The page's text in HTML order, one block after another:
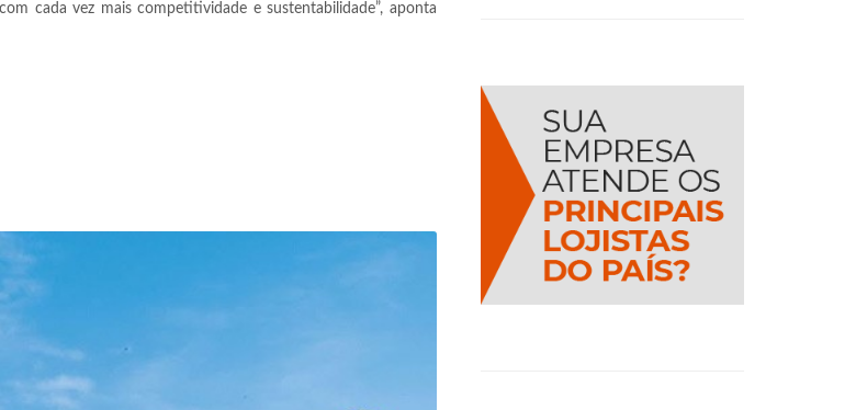
cada vez mais competitividade e sustentabilidade”, aponta